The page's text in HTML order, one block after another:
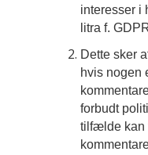
interesser i
litra f.
Dette sker
hvis nogen
forbudt
tilfælde kan